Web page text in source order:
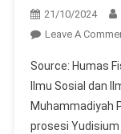
21/10/2024
Leave A
Source: Humas
Ilmu Sosial dan
Muhammadiyah
prosesi Yudisium